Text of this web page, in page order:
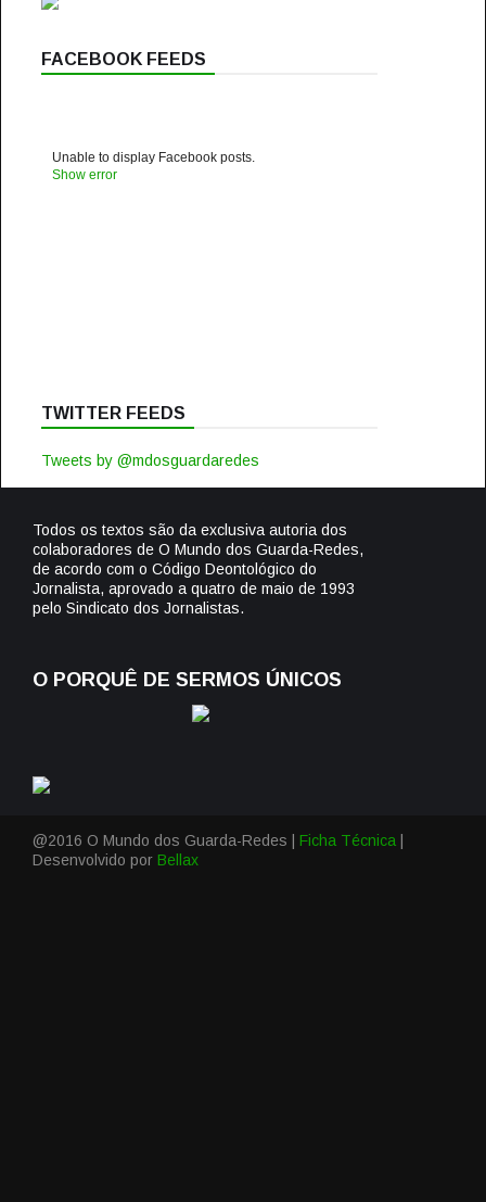
FACEBOOK FEEDS
Unable to display Facebook posts.
Show error
TWITTER FEEDS
Tweets by @mdosguardaredes
Todos os textos são da exclusiva autoria dos
colaboradores de O Mundo dos Guarda-Redes,
de acordo com o Código Deontológico do
Jornalista, aprovado a quatro de maio de 1993
pelo Sindicato dos Jornalistas.
O PORQUÊ DE SERMOS ÚNICOS
@2016 O Mundo dos Guarda-Redes | Ficha Técnica
Desenvolvido por Bellax